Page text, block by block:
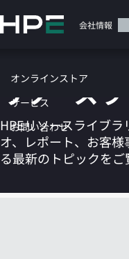
イ
テ
ツ
に
ス
ッ
サポート 会社情報
オンラインストア
サービス
お問い合わせ
カ
リソース
HPEリソースライブ
オ、レポート、お客
る最新のトピックをご